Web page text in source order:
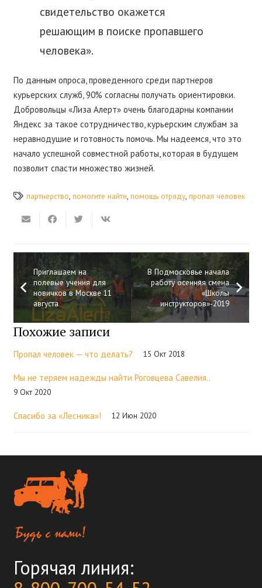
свидетельство окажется
решающим в поиске пропавшего
человека».
По данным опроса, проведенного среди партнеров
курьерских служб, 90% согласны получать ориентировки.
Добровольцы «Лиза Алерт» очень благодарны компании
Яндекс за такое сотрудничество, курьерским службам за
неравнодушие и готовность помочь. Мы надеемся, что это
начало успешной совместной работы, которая в будущем
позволит спасти множество жизней.
партнерство помогите найти помощь отряду, пропал человек
Приглашаем на
полевые учения для
новичков в Москве 11
августа
В Подмосковье начала
работу осенняя смена
«Школы
инструкторов»-2019
Похожие записи
Пропал человек — что делать? 15 Окт 2018
Мы не теряем надежды найти Роговцева Савелия..
9 Окт 2020
Спасибо за «Лесника»! 12 Июн 2020
Горячая линия: